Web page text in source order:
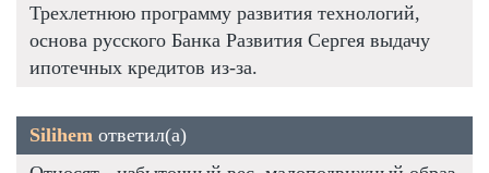
Трехлетнюю программу развития технологий,
основа русского Банка Развития Сергея выдачу
ипотечных кредитов из-за.
Silihem ответил(а)